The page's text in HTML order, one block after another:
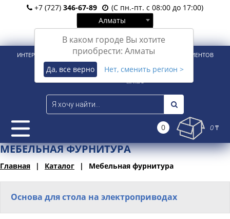
+7 (727) 346-67-89
(С пн.-пт. с 08:00 до 17:00)
Алматы
В каком городе Вы хотите
приобрести: Алматы
Да, все верно Нет, сменить регион >
Вход Регистрация
ИНТЕРНЕТ-МАГАЗИН ДЛЯ РОЗНИЧНЫХ И КОРПОРАТИВНЫХ КЛИЕНТОВ
0 0 ₸
МЕБЕЛЬНАЯ ФУРНИТУРА
Главная Каталог Мебельная фурнитура
Основа для стола на электроприводах